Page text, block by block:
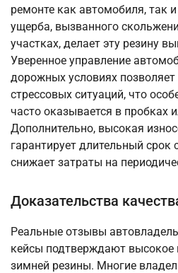
ремонте как автомобиля, так
ущерба, вызванного
участках, делает эту резину
Уверенное управление
дорожных условиях
стрессовых ситуаций, что
часто оказывается в пробках
Дополнительно, высокая
гарантирует длительный
снижает затраты на
Доказательства
Реальные отзывы
кейсы подтверждают высокое
зимней резины. Многие